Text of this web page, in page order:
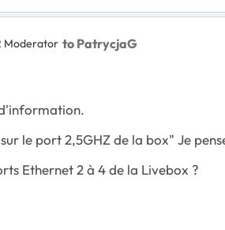
Moderator to PatrycjaG
le port 2,5GHZ de la box" Je
Ethernet 2 à 4 de la Livebox ?